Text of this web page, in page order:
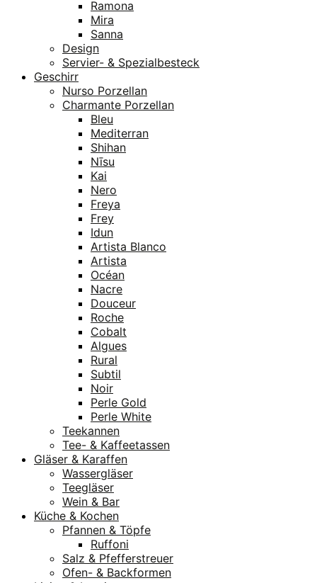
Ramona
Mira
Sanna
Design
Servier- & Spezialbesteck
Geschirr
Nurso Porzellan
Charmante Porzellan
Bleu
Mediterran
Shihan
Nīsu
Kai
Nero
Freya
Frey
Idun
Artista Blanco
Artista
Océan
Nacre
Douceur
Roche
Cobalt
Algues
Rural
Subtil
Noir
Perle Gold
Perle White
Teekannen
Tee- & Kaffeetassen
Gläser & Karaffen
Wassergläser
Teegläser
Wein & Bar
Küche & Kochen
Pfannen & Töpfe
Ruffoni
Salz & Pfefferstreuer
Ofen- & Backformen